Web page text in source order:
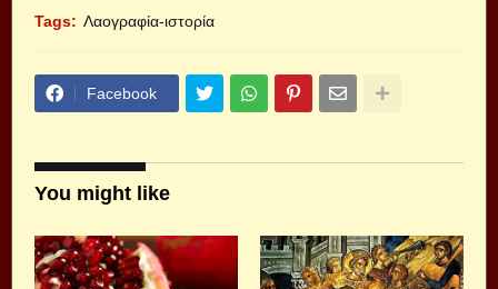
Tags: Λαογραφία-ιστορία
Facebook
You might like